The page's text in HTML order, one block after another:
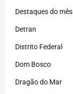
Destaques do mês
Detran
Distrito Federal
Dom Bosco
Dragão do Mar